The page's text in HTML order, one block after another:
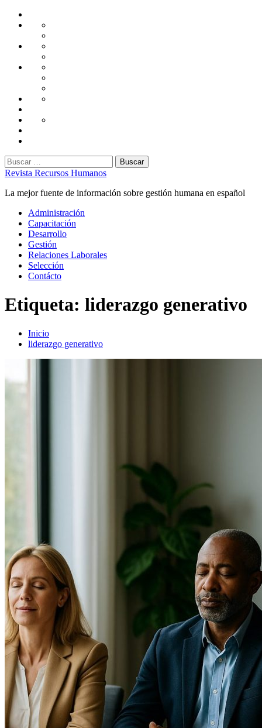
Saltar
Administración
Capacitación
Desarrollo
Gestión
Laborales
Selección
Buscar:
Revista Recursos Humanos
La mejor fuente de información sobre gestión humana en español
Menú
principal
Administración
Capacitación
Desarrollo
Gestión
Relaciones Laborales
Selección
Contácto
Etiqueta: liderazgo generativo
Inicio
liderazgo generativo